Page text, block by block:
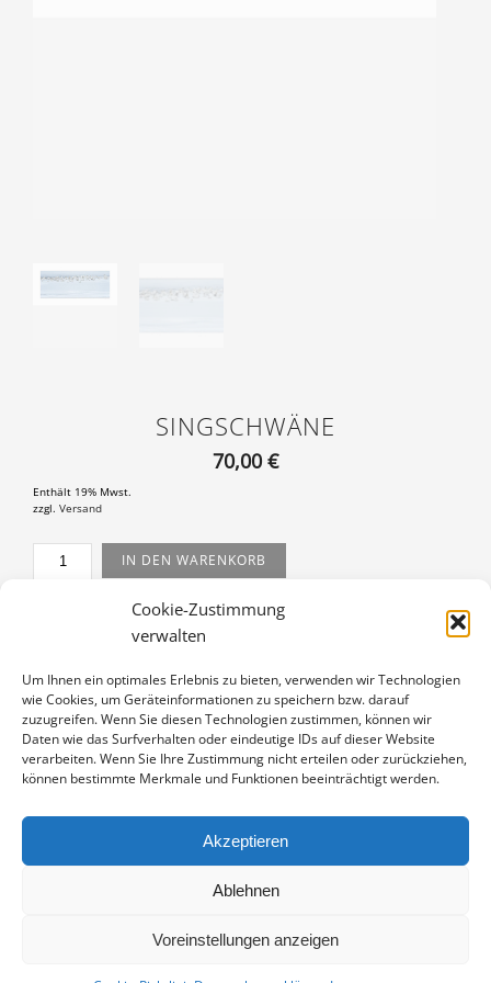
Cookie-Zustimmung
verwalten
Um Ihnen ein optimales Erlebnis zu bieten, verwenden wir Technologien
wie Cookies, um Geräteinformationen zu speichern bzw. darauf
zuzugreifen. Wenn Sie diesen Technologien zustimmen, können wir
Daten wie das Surfverhalten oder eindeutige IDs auf dieser Website
verarbeiten. Wenn Sie Ihre Zustimmung nicht erteilen oder zurückziehen,
können bestimmte Merkmale und Funktionen beeinträchtigt werden.
Akzeptieren
Ablehnen
Voreinstellungen anzeigen
SINGSCHWÄNE
70,00 €
Enthält 19% Mwst.
zzgl. Versand
SINGSCHWÄNEIN DEN WARENKORB
PP-13010080-3060
Passepartouts 30x60
BESCHREIBUNG
sichtbarer Ausschnitt ca. 29×49 cm, aufgezogen auf
Trägerkarton und in weißem Passepartout montiert,
Stärke 2,6 mm, Außenmaß 30×60 cm, signiert.